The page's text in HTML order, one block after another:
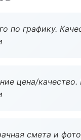
по графику.
цена/
смета и